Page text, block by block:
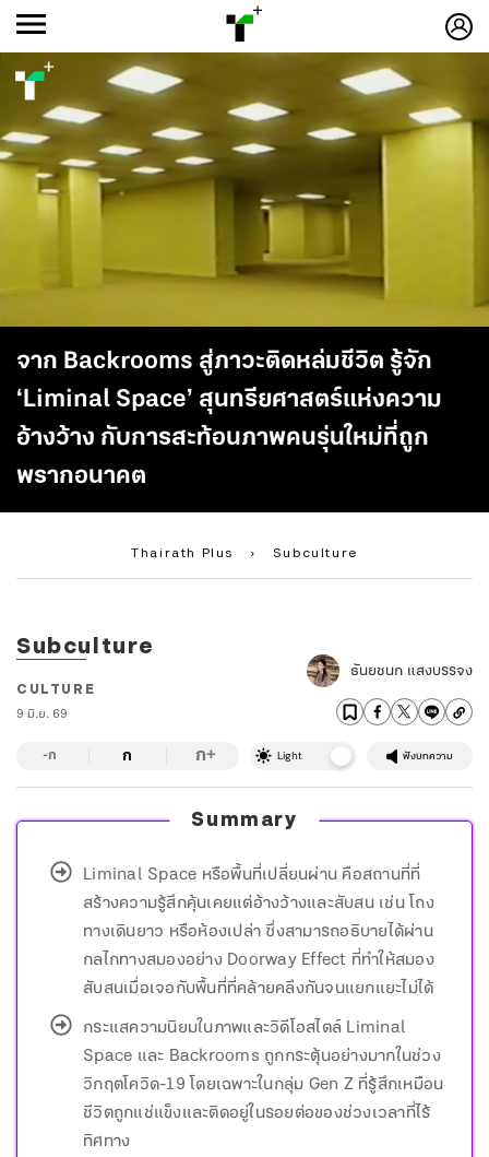
จาก Backrooms สู่ภาวะติดหล่มชีวิต รู้จัก
‘Liminal Space’ สุนทรียศาสตร์แห่งความ
อ้างว้าง กับการสะท้อนภาพคนรุ่นใหม่ที่ถูก
พรากอนาคต
Thairath Plus › Subculture
-ก
Subculture
CULTURE
9 มิ.ย. 69
ธันยชนก แสงบรรจง
-ก ก ก+ Light ฟังบทความ
Summary
Liminal Space หรือพื้นที่เปลี่ยนผ่าน คือสถานที่ที่
สร้างความรู้สึกคุ้นเคยแต่อ้างว้างและสับสน เช่น โถง
ทางเดินยาว หรือห้องเปล่า ซึ่งสามารถอธิบายได้ผ่าน
กลไกทางสมองอย่าง Doorway Effect ที่ทำให้สมอง
สับสนเมื่อเจอกับพื้นที่ที่คล้ายคลึงกันจนแยกแยะไม่ได้
กระแสความนิยมในภาพและวิดีโอสไตล์ Liminal
Space และ Backrooms ถูกกระตุ้นอย่างมากในช่วง
วิกฤตโควิด-19 โดยเฉพาะในกลุ่ม Gen Z ที่รู้สึกเหมือน
ชีวิตถูกแช่แข็งและติดอยู่ในรอยต่อของช่วงเวลาที่ไร้
ทิศทาง